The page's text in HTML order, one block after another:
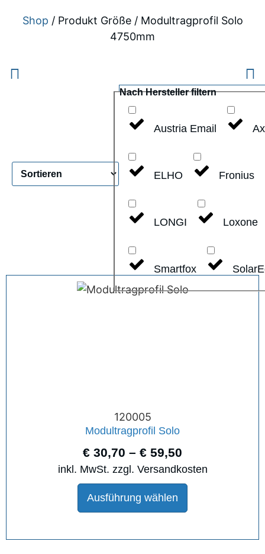
Shop / Produkt Größe / Modultragprofil Solo
4750mm
Nach Hersteller filtern
Austria Email
ELHO Fronius
LONGI Loxone
Smartfox
120005
Modultragprofil Solo
€ 30,70 – € 59,50
inkl. MwSt. zzgl. Versandkosten
Ausführung wählen